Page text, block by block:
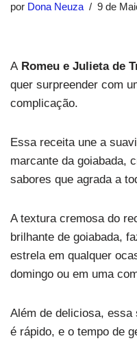
por Dona Neuza 9 de
A Romeu e Julieta de
quer surpreender com
complicação.
Essa receita une a
marcante da goiabada,
sabores que agrada a
A textura cremosa do
brilhante de goiabada,
estrela em qualquer
domingo ou em uma
Além de deliciosa, essa
é rápido, e o tempo de